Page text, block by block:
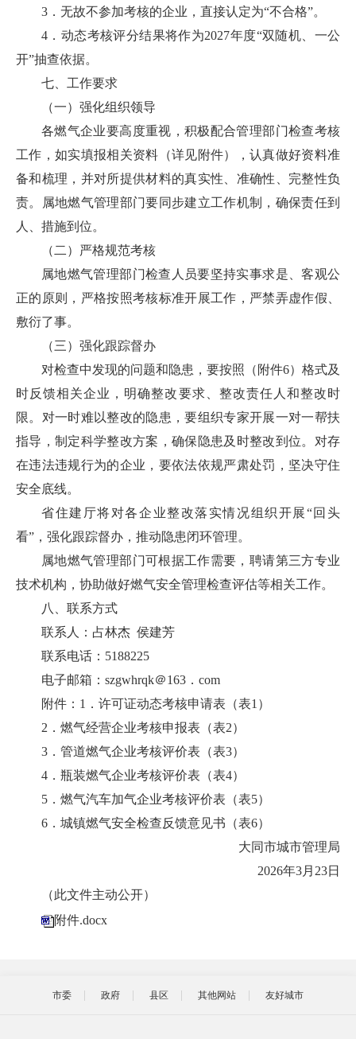
3．无故不参加考核的企业，直接认定为“不合格”。
4．动态考核评分结果将作为2027年度“双随机、一公
开”抽查依据。
七、工作要求
（一）强化组织领导
各燃气企业要高度重视，积极配合管理部门检查考核
工作，如实填报相关资料（详见附件），认真做好资料准
备和梳理，并对所提供材料的真实性、准确性、完整性负
责。属地燃气管理部门要同步建立工作机制，确保责任到
人、措施到位。
（二）严格规范考核
属地燃气管理部门检查人员要坚持实事求是、客观公
正的原则，严格按照考核标准开展工作，严禁弄虚作假、
敷衍了事。
（三）强化跟踪督办
对检查中发现的问题和隐患，要按照（附件6）格式及
时反馈相关企业，明确整改要求、整改责任人和整改时
限。对一时难以整改的隐患，要组织专家开展一对一帮扶
指导，制定科学整改方案，确保隐患及时整改到位。对存
在违法违规行为的企业，要依法依规严肃处罚，坚决守住
安全底线。
省住建厅将对各企业整改落实情况组织开展“回头
看”，强化跟踪督办，推动隐患闭环管理。
属地燃气管理部门可根据工作需要，聘请第三方专业
技术机构，协助做好燃气安全管理检查评估等相关工作。
八、联系方式
联系人：占林杰 侯建芳
联系电话：5188225
电子邮箱：szgwhrqk＠163．com
附件：1．许可证动态考核申请表（表1）
2．燃气经营企业考核申报表（表2）
3．管道燃气企业考核评价表（表3）
4．瓶装燃气企业考核评价表（表4）
5．燃气汽车加气企业考核评价表（表5）
6．城镇燃气安全检查反馈意见书（表6）
大同市城市管理局
2026年3月23日
（此文件主动公开）
附件.docx
市委 政府 县区 其他网站 友好城市